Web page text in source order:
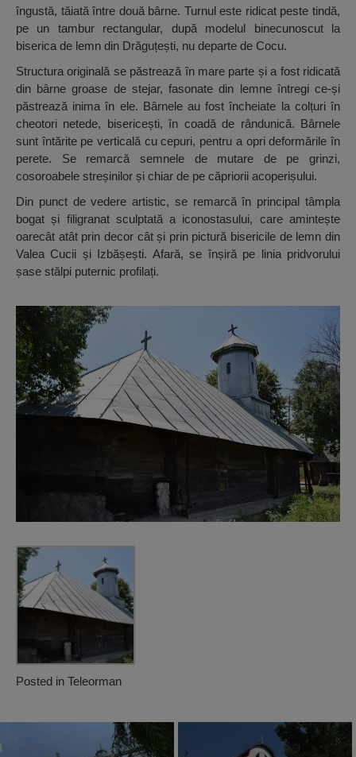
îngustă, tăiată între două bârne. Turnul este ridicat peste tindă,
pe un tambur rectangular, după modelul binecunoscut la
biserica de lemn din Drăguțești, nu departe de Cocu.
Structura originală se păstrează în mare parte și a fost ridicată
din bârne groase de stejar, fasonate din lemne întregi ce-și
păstrează inima în ele. Bârnele au fost încheiate la colțuri în
cheotori netede, bisericești, în coadă de rândunică. Bârnele
sunt întărite pe verticală cu cepuri, pentru a opri deformările în
perete. Se remarcă semnele de mutare de pe grinzi,
cosoroabele streșinilor și chiar de pe căpriorii acoperișului.
Din punct de vedere artistic, se remarcă în principal tâmpla
bogat și filigranat sculptată a iconostasului, care amintește
oarecât atât prin decor cât și prin pictură bisericile de lemn din
Valea Cucii și Izbășești. Afară, se înșiră pe linia pridvorului
șase stălpi puternic profilați.
Posted in Teleorman